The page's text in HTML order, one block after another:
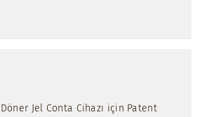
Döner Jel Conta Cihazı için Patent